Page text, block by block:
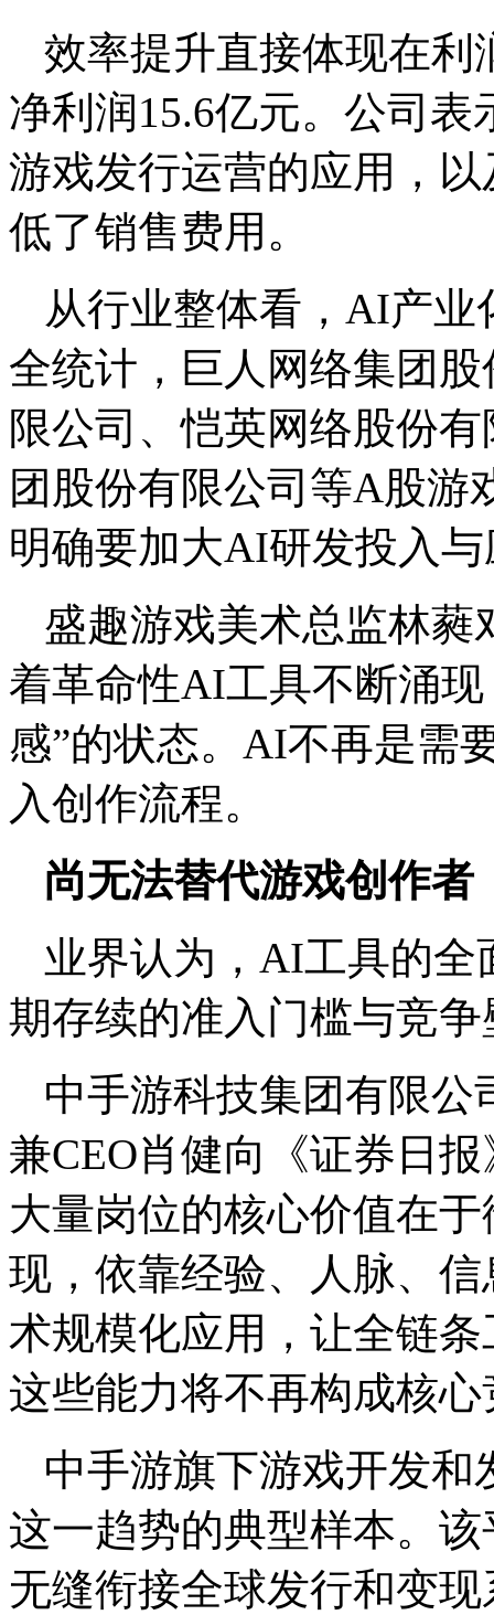
效率提升直接体现在利
净利润15.6亿元。公司
游戏发行运营的应用，
低了销售费用。
从行业整体看，AI产
全统计，巨人网络集团
限公司、恺英网络股份
团股份有限公司等A股游
明确要加大AI研发投入
盛趣游戏美术总监林蕤
着革命性AI工具不断涌
感”的状态。AI不再是需
入创作流程。
尚无法替代游戏创作者
业界认为，AI工具的
期存续的准入门槛与竞
中手游科技集团有限公
兼CEO肖健向《证券日
大量岗位的核心价值在
现，依靠经验、人脉、
术规模化应用，让全链
这些能力将不再构成核心
中手游旗下游戏开发和
这一趋势的典型样本。
无缝衔接全球发行和变